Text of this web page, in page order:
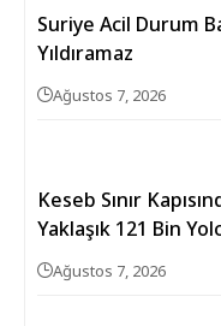
Suriye Acil Durum
Yıldıramaz
Ağustos 7, 2026
Keseb Sınır
Yaklaşık 121 Bin
Ağustos 7, 2026